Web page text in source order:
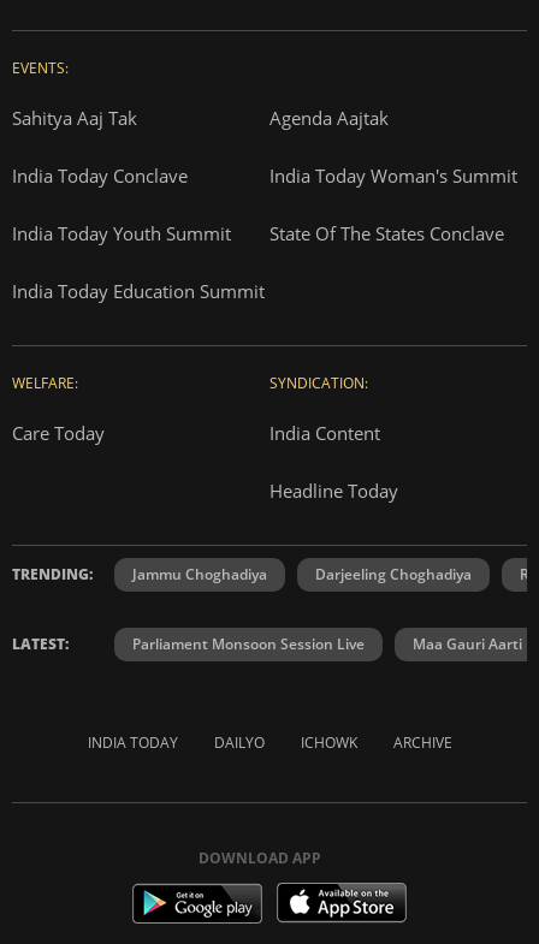
EVENTS:
Sahitya Aaj Tak Agenda Aajtak
India Today Conclave India Today Woman's Summit
India Today Youth Summit State Of The States Conclave
India Today Education Summit
WELFARE:
Care Today
SYNDICATION:
India Content
Headline Today
TRENDING: Jammu Choghadiya Darjeeling Choghadiya
LATEST: Parliament Monsoon Session Live Maa Gauri Aarti
INDIA TODAY DAILYO ICHOWK ARCHIVE
DOWNLOAD APP